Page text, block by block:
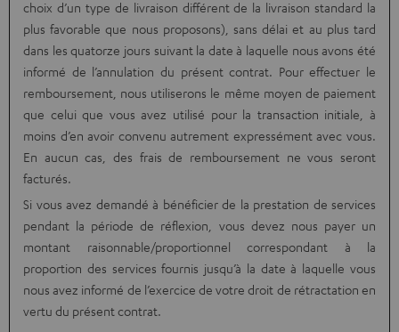
choix d’un type de livraison différent de la livraison standard la
plus favorable que nous proposons), sans délai et au plus tard
dans les quatorze jours suivant la date à laquelle nous avons été
informé de l’annulation du présent contrat. Pour effectuer le
remboursement, nous utiliserons le même moyen de paiement
que celui que vous avez utilisé pour la transaction initiale, à
moins d’en avoir convenu autrement expressément avec vous.
En aucun cas, des frais de remboursement ne vous seront
facturés.
Si vous avez demandé à bénéficier de la prestation de services
pendant la période de réflexion, vous devez nous payer un
montant raisonnable/proportionnel correspondant à la
proportion des services fournis jusqu’à la date à laquelle vous
nous avez informé de l’exercice de votre droit de rétractation en
vertu du présent contrat.